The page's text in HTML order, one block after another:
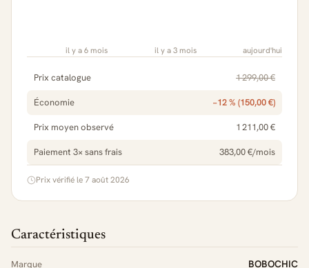
il y a 6 mois il y a 3 mois aujourd'hui
Prix catalogue 1 299,00 €
Économie −12 % (150,00 €)
Prix moyen observé 1 211,00 €
Paiement 3× sans frais 383,00 €/mois
Prix vérifié le 7 août 2026
Caractéristiques
Marque BOBOCHIC